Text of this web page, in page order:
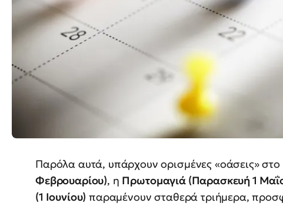
Παρόλα αυτά, υπάρχουν ορισμένες «οάσεις»
Φεβρουαρίου), η Πρωτομαγιά (Παρασκευή 1
(1 Ιουνίου) παραμένουν σταθερά τριήμερα,